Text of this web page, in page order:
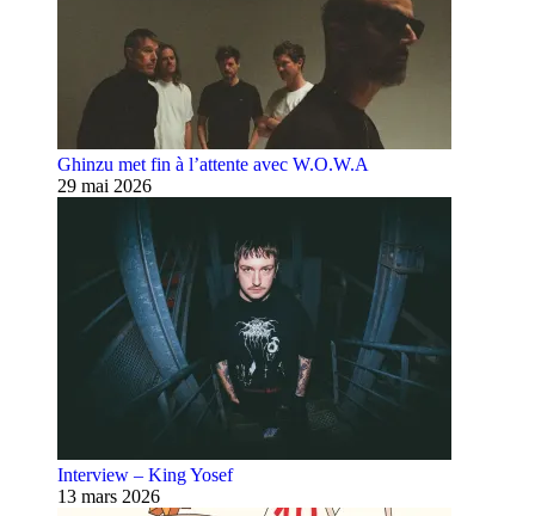
Ghinzu met fin à l’attente avec W.O.W.A
29 mai 2026
Interview – King Yosef
13 mars 2026